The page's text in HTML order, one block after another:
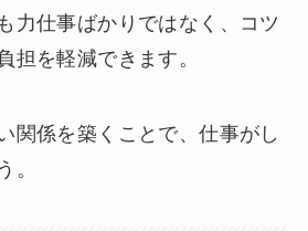
力仕事ばかりではなく、コツ
担を軽減できます。
関係を築くことで、仕事がし
。